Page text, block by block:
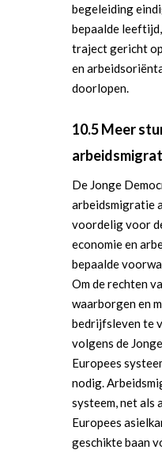
begeleiding
bepaalde
traject gericht
en
doorlopen.
10.5 Meer
De Jonge
arbeidsmigratie
voordelig voor
economie en
bepaalde
Om de rechten
waarborgen en
bedrijfsleven te
volgens de
Europees
nodig.
systeem, net als
Europees
geschikte baan